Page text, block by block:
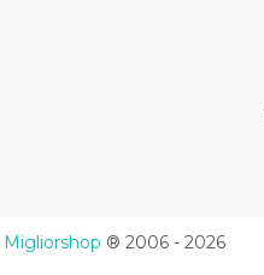
Migliorshop ® 2006 - 2026